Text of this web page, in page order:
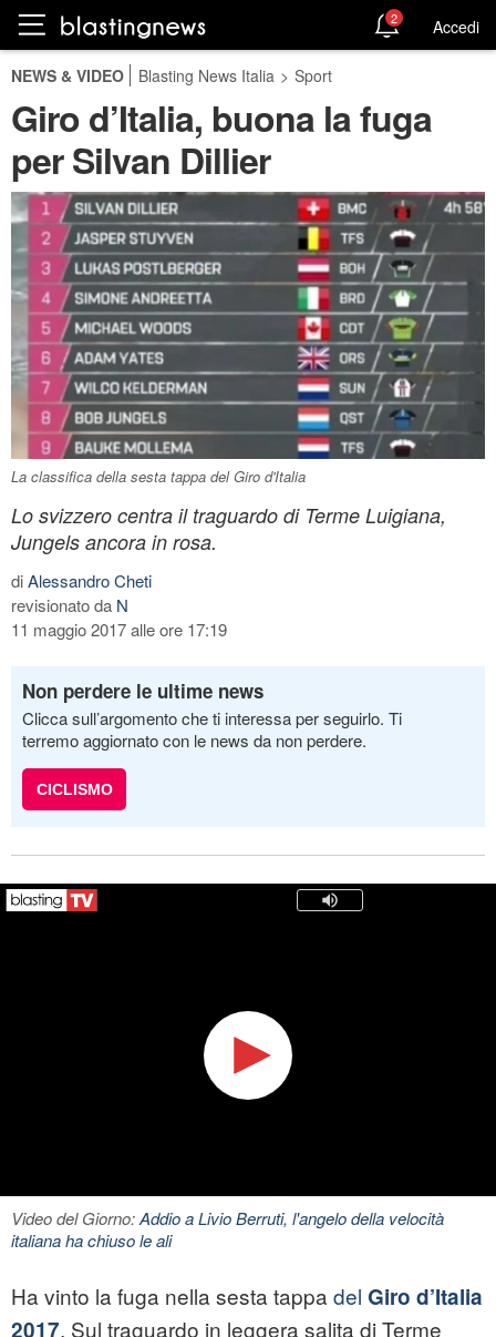
2 Accedi
NEWS & VIDEO Blasting News Italia > Sport
Giro d’Italia, buona la fuga
per Silvan Dillier
La classifica della sesta tappa del Giro d'Italia
Lo svizzero centra il traguardo di Terme Luigiana,
Jungels ancora in rosa.
diAlessandro Cheti
revisionato da N
11 maggio 2017 alle ore 17:19
Non perdere le ultime news
Clicca sull’argomento che ti interessa per seguirlo. Ti
terremo aggiornato con le news da non perdere.
CICLISMO
Video del Giorno:Addio a Livio Berruti, l'angelo della velocità
italiana ha chiuso le ali
Ha vinto la fuga nella sesta tappa del Giro d’Italia
2017. Sul traguardo in leggera salita di Terme